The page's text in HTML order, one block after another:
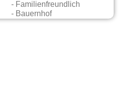
- Familienfreundlich
- Bauernhof